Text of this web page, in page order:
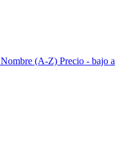
Nombre (A-Z) Precio - bajo a